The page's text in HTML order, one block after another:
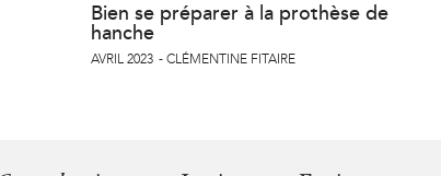
Bien se préparer à la prothèse de
hanche
AVRIL 2023 CLÉMENTINE FITAIRE